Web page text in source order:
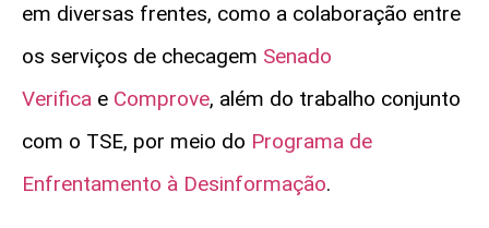
em diversas frentes, como a colaboração entre
os serviços de checagem Senado
Verifica e Comprove, além do trabalho conjunto
com o TSE, por meio do Programa de
Enfrentamento à Desinformação.